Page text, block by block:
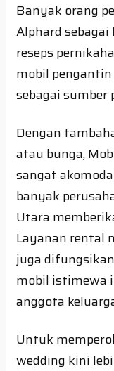
Banyak orang
Alphard
reseps
mobil
sebagai sumber
Dengan
atau bunga,
sangat
banyak
Utara
Layanan rental
juga
mobil istimewa
anggota
Untuk
wedding kini